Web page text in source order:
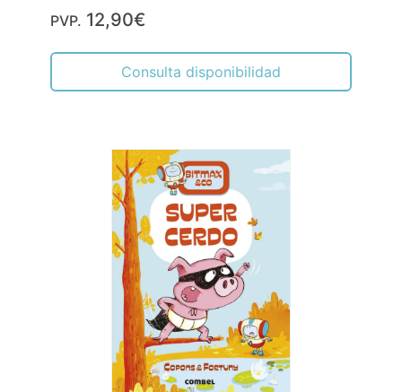
PVP. 12,90€
Consulta disponibilidad